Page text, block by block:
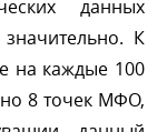
данных
К
на каждые 100
8 точек МФО,